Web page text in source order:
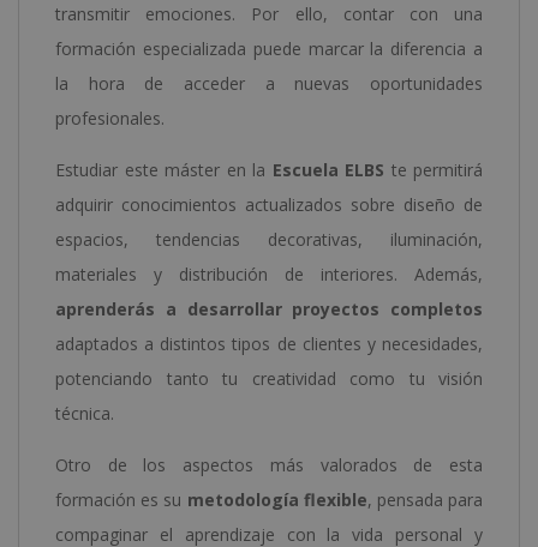
transmitir emociones. Por ello, contar con una
formación especializada puede marcar la diferencia a
la hora de acceder a nuevas oportunidades
profesionales.
Estudiar este máster en la Escuela ELBS te permitirá
adquirir conocimientos actualizados sobre diseño de
espacios, tendencias decorativas, iluminación,
materiales y distribución de interiores. Además,
aprenderás a desarrollar proyectos completos
adaptados a distintos tipos de clientes y necesidades,
potenciando tanto tu creatividad como tu visión
técnica.
Otro de los aspectos más valorados de esta
formación es su metodología flexible, pensada para
compaginar el aprendizaje con la vida personal y